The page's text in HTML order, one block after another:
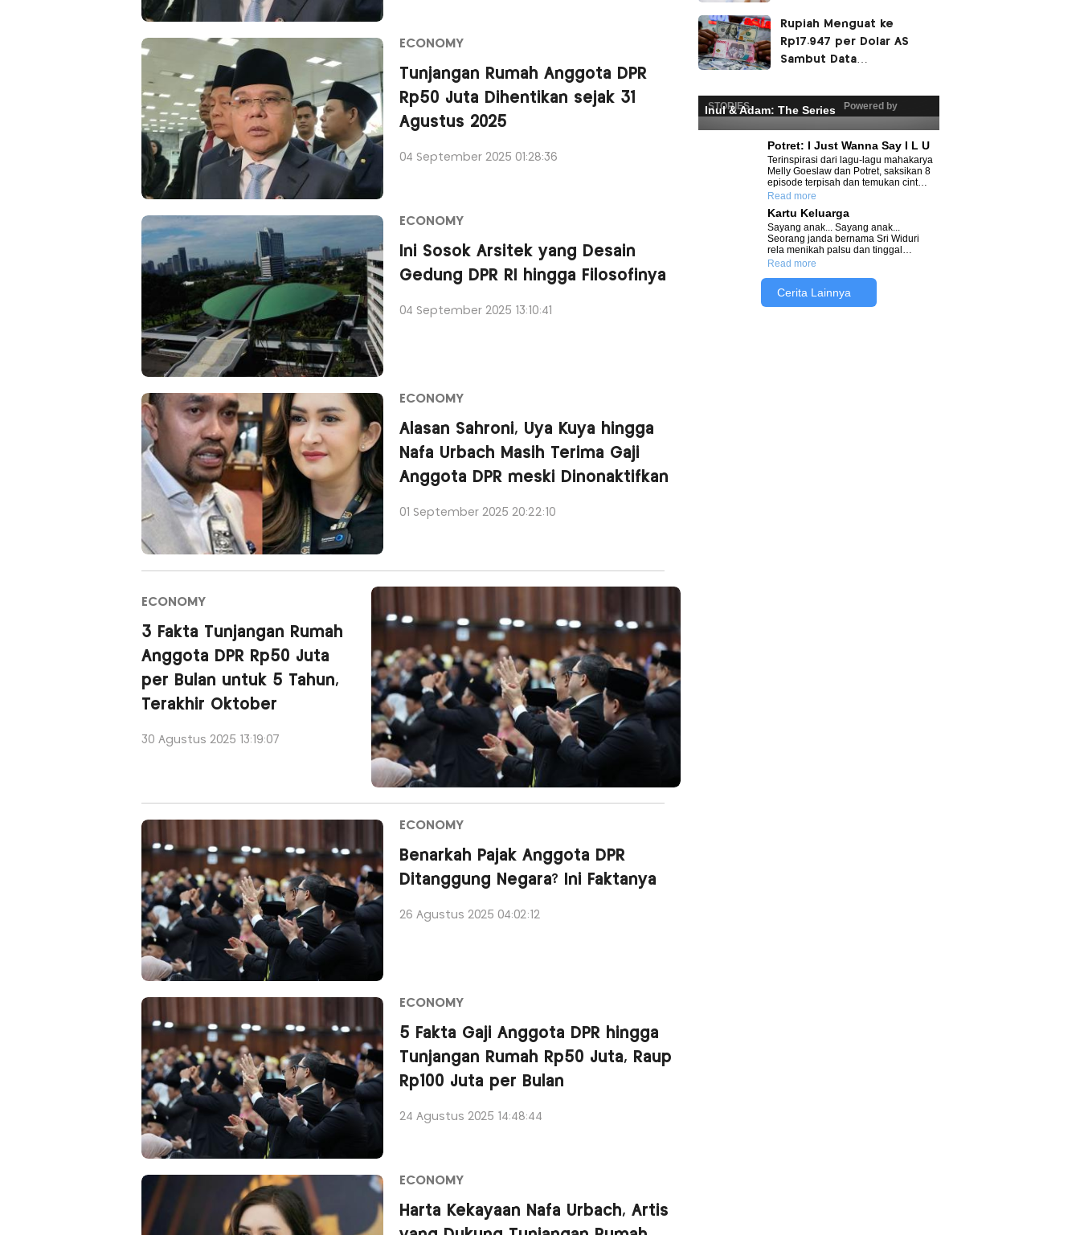
ECONOMY
Tunjangan Rumah Anggota DPR
Rp50 Juta Dihentikan sejak 31
Agustus 2025
04 September 2025 01:28:36
ECONOMY
Ini Sosok Arsitek yang Desain
Gedung DPR RI hingga Filosofinya
04 September 2025 13:10:41
ECONOMY
Alasan Sahroni, Uya Kuya hingga
Nafa Urbach Masih Terima Gaji
Anggota DPR meski Dinonaktifkan
01 September 2025 20:22:10
ECONOMY
3 Fakta Tunjangan Rumah
Anggota DPR Rp50 Juta
per Bulan untuk 5 Tahun,
Terakhir Oktober
30 Agustus 2025 13:19:07
ECONOMY
Benarkah Pajak Anggota DPR
Ditanggung Negara? Ini Faktanya
26 Agustus 2025 04:02:12
ECONOMY
5 Fakta Gaji Anggota DPR hingga
Tunjangan Rumah Rp50 Juta, Raup
Rp100 Juta per Bulan
24 Agustus 2025 14:48:44
ECONOMY
Harta Kekayaan Nafa Urbach, Artis
Rupiah Menguat ke
Rp17.947 per Dolar AS
Sambut Data
Indonesia